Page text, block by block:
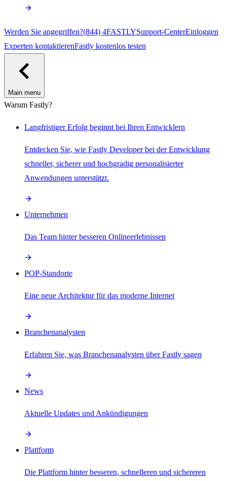
Werden Sie angegriffen?(844) 4FASTLYSupport-CenterEinloggen
Experten kontaktierenFastly kostenlos testen
Main menu
Warum Fastly?
Langfristiger Erfolg beginnt bei Ihren Entwicklern
Entdecken Sie, wie Fastly Developer bei der Entwicklung
schneller, sicherer und hochgradig personalisierter
Anwendungen unterstützt.
Unternehmen
Das Team hinter besseren Onlineerlebnissen
POP-Standorte
Eine neue Architektur für das moderne Internet
Branchenanalysten
Erfahren Sie, was Branchenanalysten über Fastly sagen
News
Aktuelle Updates und Ankündigungen
Plattform
Die Plattform hinter besseren, schnelleren und sichereren